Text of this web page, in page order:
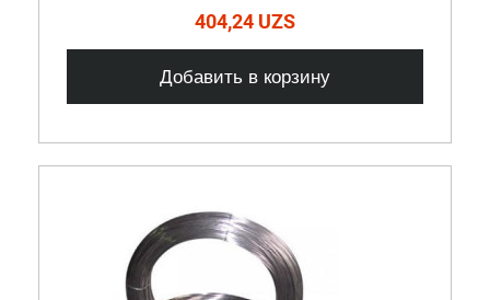
404,24 UZS
Добавить в корзину